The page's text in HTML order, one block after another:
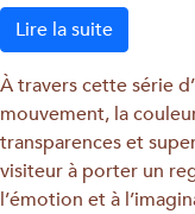
Lire la suite
À travers cette série
mouvement, la
transparences et
visiteur à porter un
l’émotion et à